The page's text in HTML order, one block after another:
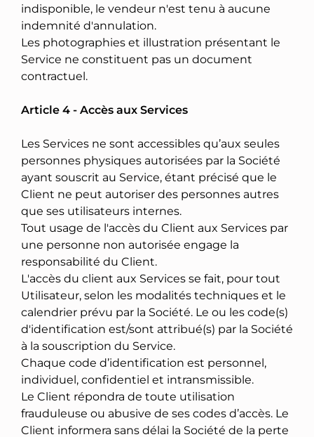
indisponible, le vendeur n'est tenu à aucune
indemnité d'annulation.
Les photographies et illustration présentant le
Service ne constituent pas un document
contractuel.
Article 4 - Accès aux Services
Les Services ne sont accessibles qu’aux seules
personnes physiques autorisées par la Société
ayant souscrit au Service, étant précisé que le
Client ne peut autoriser des personnes autres
que ses utilisateurs internes.
Tout usage de l'accès du Client aux Services par
une personne non autorisée engage la
responsabilité du Client.
L'accès du client aux Services se fait, pour tout
Utilisateur, selon les modalités techniques et le
calendrier prévu par la Société. Le ou les code(s)
d'identification est/sont attribué(s) par la Société
à la souscription du Service.
Chaque code d’identification est personnel,
individuel, confidentiel et intransmissible.
Le Client répondra de toute utilisation
frauduleuse ou abusive de ses codes d’accès. Le
Client informera sans délai la Société de la perte